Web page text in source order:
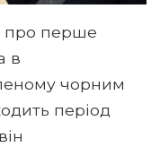
про перше
в
чорним
період